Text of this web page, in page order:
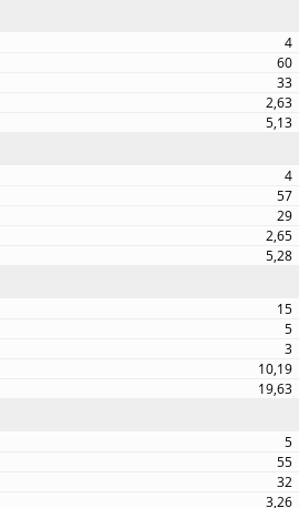
4
60
33
2,63
5,13
4
57
29
2,65
5,28
15
5
3
10,19
19,63
5
55
32
3,26